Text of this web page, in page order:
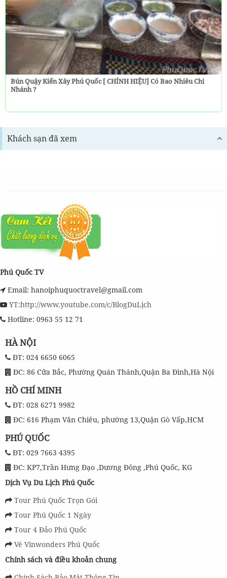
Bún Quậy Kiến Xây Phú Quốc [ CHÍNH HIỆU] Có Bao Nhiêu Chi
Nhánh ?
Khách sạn đã xem
Phú Quốc TV
Email: hanoiphuquoctravel@gmail.com
YT:http://www.youtube.com/c/BlogDuLịch
Hotline: 0963 55 12 71
HÀ NỘI
ĐT: 024 6650 6065
ĐC: 86 Cửa Bắc, Phường Quán Thánh,Quận Ba Đình,Hà Nội
HỒ CHÍ MINH
ĐT: 028 6271 9982
ĐC: 616 Phạm Văn Chiêu, phường 13,Quận Gò Vấp,HCM
PHÚ QUỐC
ĐT: 029 7663 4395
ĐC: KP7,Trần Hưng Đạo ,Dương Đông ,Phú Quốc, KG
Dịch Vụ Du Lịch Phú Quốc
Tour Phú Quốc Trọn Gói
Tour Phú Quốc 1 Ngày
Tour 4 Đảo Phú Quốc
Vé Vinwonders Phú Quốc
Chính sách và điều khoản chung